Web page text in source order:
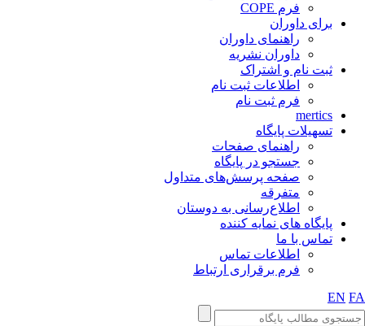
فرم COPE
برای داوران
راهنمای داوران
داوران نشریه
ثبت نام و اشتراک
اطلاعات ثبت نام
فرم ثبت نام
mertics
تسهیلات پایگاه
راهنمای صفحات
جستجو در پایگاه
صفحه پرسش‌های متداول
متفرقه
اطلاع‌رسانی به دوستان
پایگاه های نمایه کننده
تماس با ما
اطلاعات تماس
فرم برقراری ارتباط
EN